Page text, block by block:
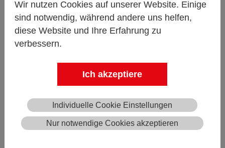
Wir nutzen Cookies auf unserer Website. Einige
sind notwendig, während andere uns helfen,
diese Website und Ihre Erfahrung zu
verbessern.
Ich akzeptiere
Individuelle Cookie Einstellungen
Nur notwendige Cookies akzeptieren